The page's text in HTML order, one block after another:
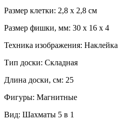
Размер клетки: 2,8 x 2,8 см
Размер фишки, мм: 30 x 16 x 4
Техника изображения: Наклейка
Тип доски: Складная
Длина доски, см: 25
Фигуры: Магнитные
Вид: Шахматы 5 в 1